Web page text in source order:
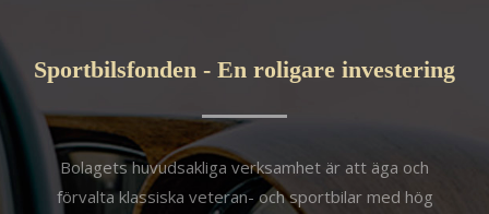
Sportbilsfonden - En roligare investering
Bolagets huvudsakliga verksamhet är att äga och
förvalta klassiska veteran- och sportbilar med hög